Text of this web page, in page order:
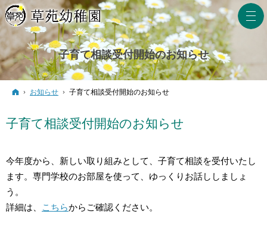
子育て相談受付開始のお知らせ
ホーム
お知らせ 子育て相談受付開始のお知らせ
子育て相談受付開始のお知らせ
今年度から、新しい取り組みとして、子育て相談を受付いたし
ます。専門学校のお部屋を使って、ゆっくりお話ししましょ
う。
詳細は、
こちらからご確認ください。